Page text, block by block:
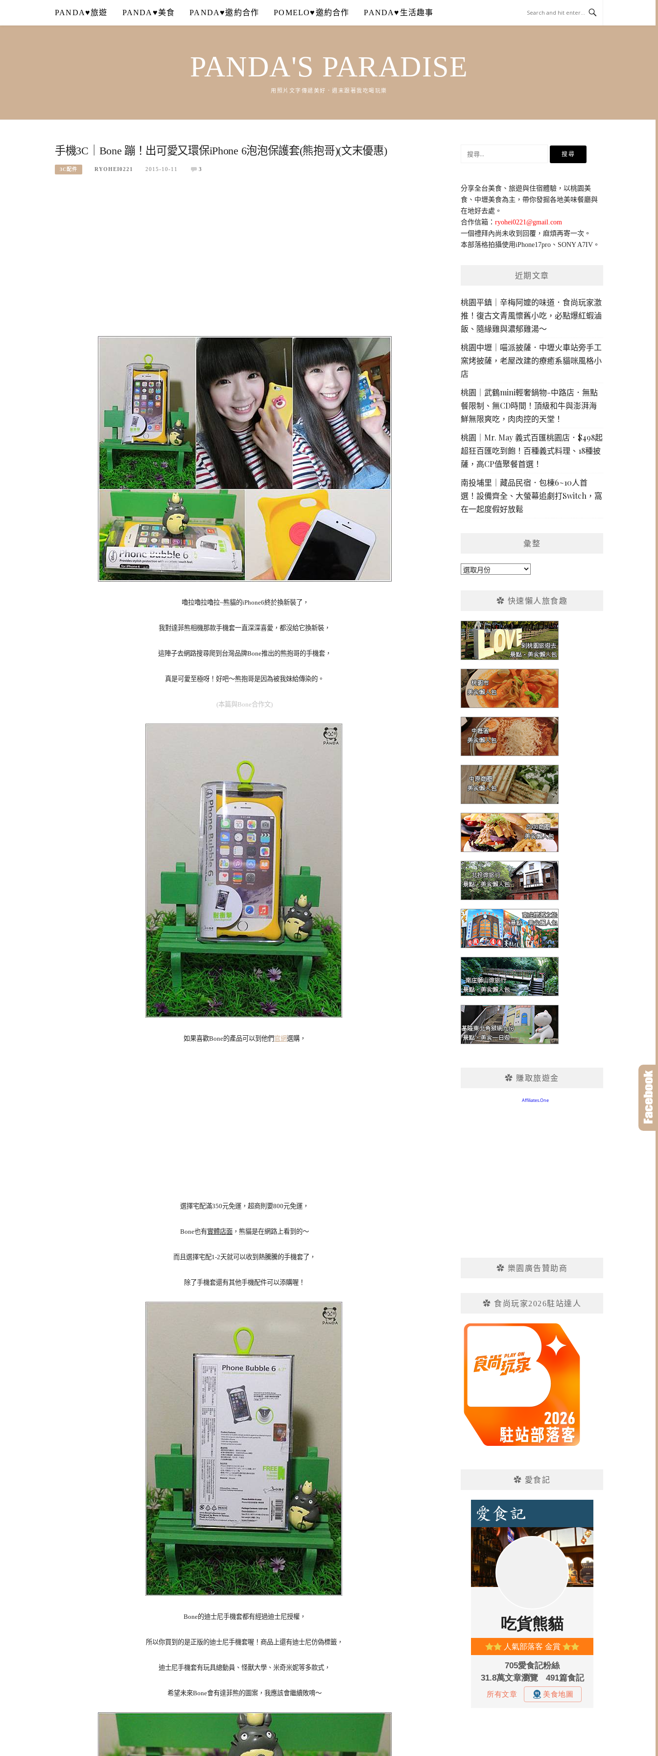
content
PANDA♥旅遊 PANDA♥美食 PANDA♥邀約合作 POMELO♥邀約合作 PANDA♥生活趣事
PANDA'S PARADISE
用照片文字傳遞美好．週末跟著我吃喝玩樂
手機3C｜Bone 蹦！出可愛又環保iPhone 6泡泡保護套(熊抱哥)(文末優惠)
3C配件 RYOHEI0221 2015-10-11 3
嚕拉嚕拉嚕拉~熊貓的iPhone6終於換新裝了，
我對達菲熊相機那款手機套一直深深喜愛，都沒給它換新裝，
這陣子去網路搜尋爬到台灣品牌Bone推出的熊抱哥的手機套，
真是可愛至極呀！好吧～熊抱哥是因為被我妹給傳染的。
(本篇與Bone合作文)
如果喜歡Bone的產品可以到他們官網選購，
選擇宅配滿350元免運，超商則要800元免運，
Bone也有實體店面 ，熊貓是在網路上看到的～
而且選擇宅配1-2天就可以收到熱騰騰的手機套了，
除了手機套還有其他手機配件可以添購喔！
Bone的迪士尼手機套都有經過迪士尼授權，
所以你買到的是正版的迪士尼手機套喔！商品上還有迪士尼仿偽標籤，
迪士尼手機套有玩具總動員、怪獸大學、米奇米妮等多款式，
希望未來Bone會有達菲熊的圖案，我應該會繼續敗唷～
鍵
字:
分享全台美食、旅遊與住宿體驗，以桃園美
食、中壢美食為主，帶你發掘各地美味餐廳與
在地好去處。
合作信箱：ryohei0221@gmail.com
一個禮拜內尚未收到回覆，麻煩再寄一次。
本部落格拍攝使用iPhone17pro、SONY A7IV。
近期文章
桃園平鎮｜辛梅阿嬤的味道．食尚玩家激
推！復古文青風懷舊小吃，必點爆紅蝦滷
飯、隨緣雞與濃郁雞湯～
桃園中壢｜喵派披薩．中壢火車站旁手工
窯烤披薩，老屋改建的療癒系貓咪風格小
店
桃園｜武鶴mini輕奢鍋物-中路店．無點
餐限制、無CD時間！頂級和牛與澎湃海
鮮無限爽吃，肉肉控的天堂！
桃園｜Mr. May 義式百匯桃園店．$498起
超狂百匯吃到飽！百種義式料理、18種披
薩，高CP值聚餐首選！
南投埔里｜藏品民宿．包棟6~10人首
選！設備齊全、大螢幕追劇打Switch，窩
在一起度假好放鬆
彙整
彙
✿ 快速懶人旅食趣
✿ 賺取旅遊金
✿ 樂園廣告贊助商
✿ 食尚玩家2026駐站達人
✿ 愛食記